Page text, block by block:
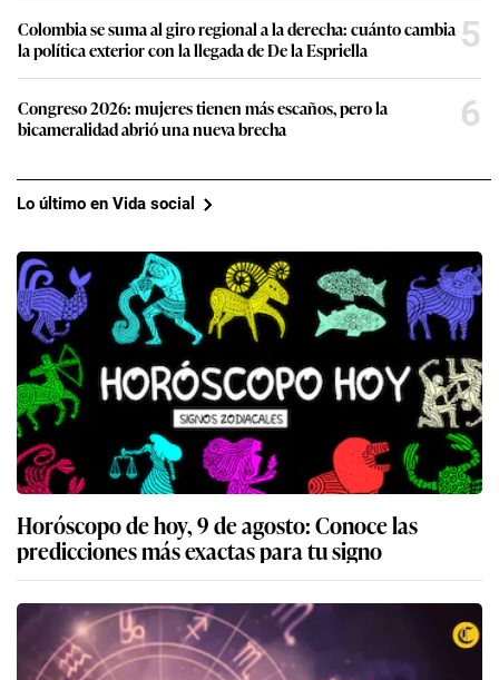
Colombia se suma al giro regional a la derecha: cuánto cambia
la política exterior con la llegada de De la Espriella
5
Congreso 2026: mujeres tienen más escaños, pero la
bicameralidad abrió una nueva brecha
6
Lo último en Vida social
Horóscopo de hoy, 9 de agosto: Conoce las
predicciones más exactas para tu signo